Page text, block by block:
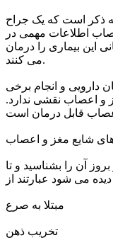
ذکر است که یک جراح
اطلاعات مهمی در
این بیماری را درمان
می کنند.
دارویی و انجام برخی
و اعصاب نقشی ندارد.
شایع مغز و اعصاب
آن را بشناسید و تا
مبتلا به صرع
تخریب ذهن